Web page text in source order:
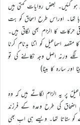
گئیں۔ بعض روایات کہتی ہیں
تھا۔ اوراس طرح اسحاق کو بت
کا الزام بھی لگاتی ہیں۔
اسماعیل کو اتنا بدنام کرنا
ورنہ اصل وجہ نکالنے کی تو
اور سارہ کا بیٹا)
پر یہ الزام لگاتے ہیں کہ وہ
کی طرح وعدہ کے فرزند
کو ستاتا تھا۔ ویسے ہی اب بھی